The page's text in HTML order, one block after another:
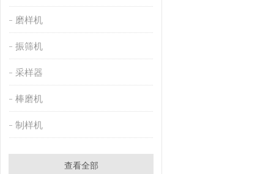
磨样机
振筛机
采样器
棒磨机
制样机
查看全部